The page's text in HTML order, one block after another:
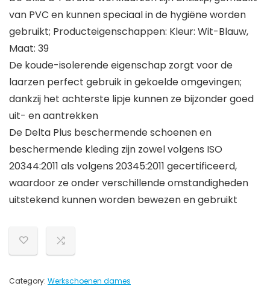
van PVC en kunnen speciaal in de hygiëne worden
gebruikt; Producteigenschappen: Kleur: Wit-Blauw,
Maat: 39
De koude-isolerende eigenschap zorgt voor de
laarzen perfect gebruik in gekoelde omgevingen;
dankzij het achterste lipje kunnen ze bijzonder goed
uit- en aantrekken
De Delta Plus beschermende schoenen en
beschermende kleding zijn zowel volgens ISO
20344:2011 als volgens 20345:2011 gecertificeerd,
waardoor ze onder verschillende omstandigheden
uitstekend kunnen worden bewezen en gebruikt
Category: Werkschoenen dames